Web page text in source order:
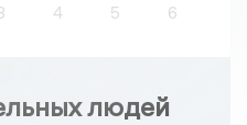
4 5 6
людей